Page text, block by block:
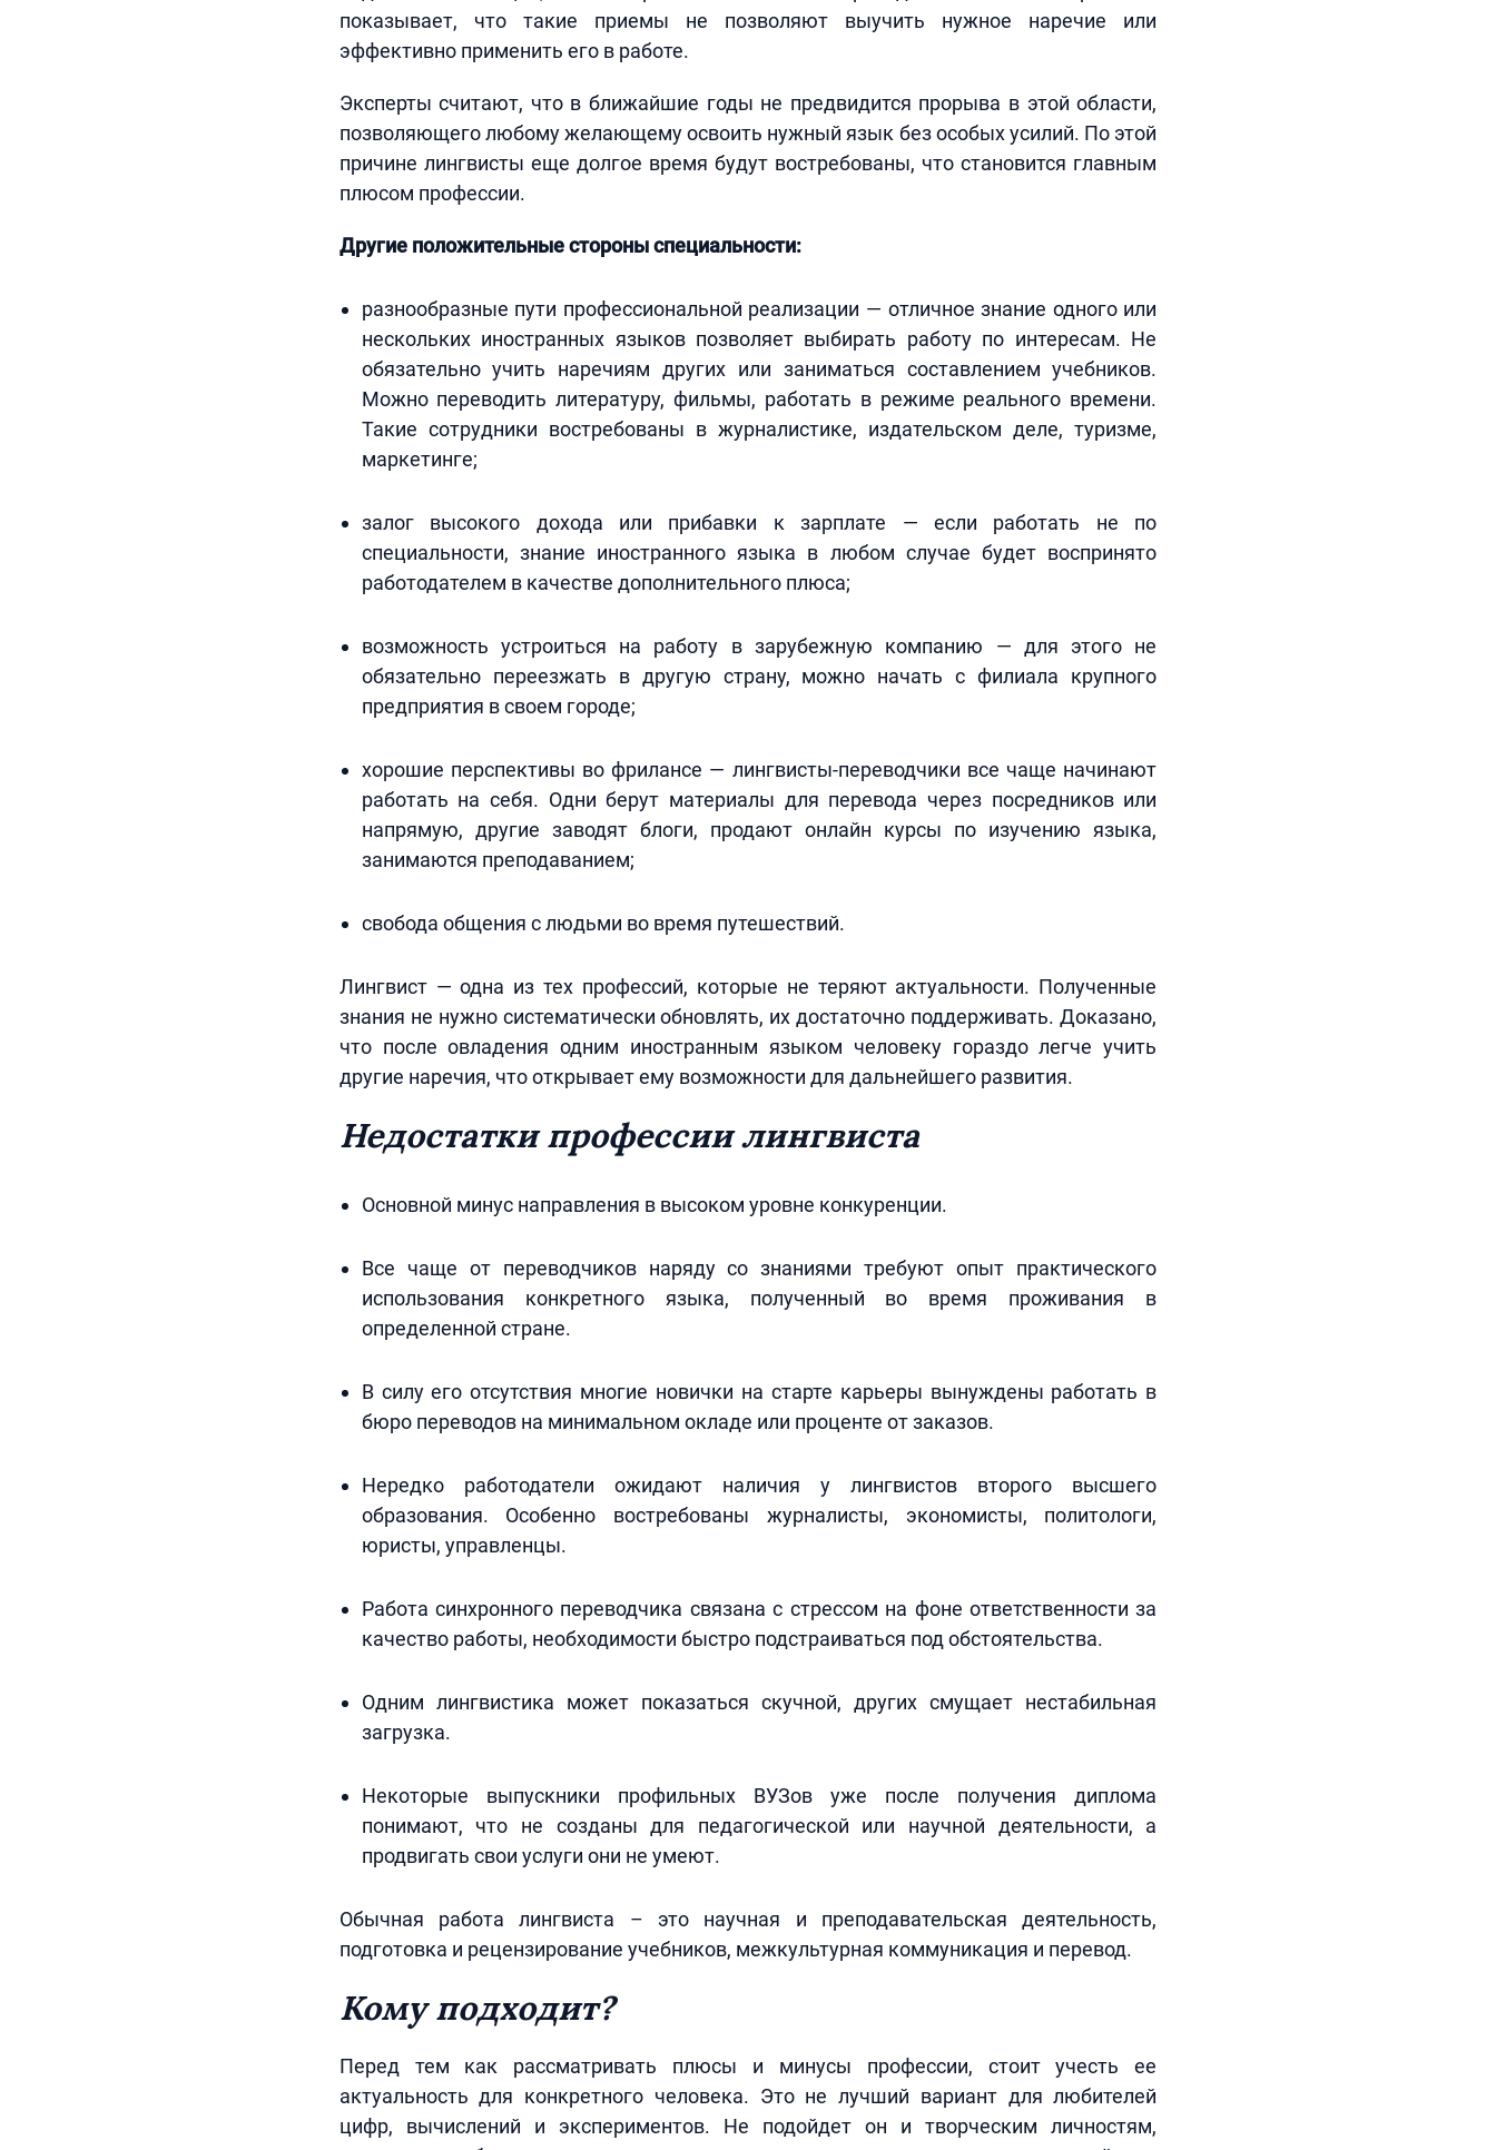
показывает, что такие приемы не позволяют выучить нужное наречие или
эффективно применить его в работе.
Эксперты считают, что в ближайшие годы не предвидится прорыва в этой области,
позволяющего любому желающему освоить нужный язык без особых усилий. По этой
причине лингвисты еще долгое время будут востребованы, что становится главным
плюсом профессии.
Другие положительные стороны специальности:
разнообразные пути профессиональной реализации — отличное знание одного или
нескольких иностранных языков позволяет выбирать работу по интересам. Не
обязательно учить наречиям других или заниматься составлением учебников.
Можно переводить литературу, фильмы, работать в режиме реального времени.
Такие сотрудники востребованы в журналистике, издательском деле, туризме,
маркетинге;
залог высокого дохода или прибавки к зарплате — если работать не по
специальности, знание иностранного языка в любом случае будет воспринято
работодателем в качестве дополнительного плюса;
возможность устроиться на работу в зарубежную компанию — для этого не
обязательно переезжать в другую страну, можно начать с филиала крупного
предприятия в своем городе;
хорошие перспективы во фрилансе — лингвисты-переводчики все чаще начинают
работать на себя. Одни берут материалы для перевода через посредников или
напрямую, другие заводят блоги, продают онлайн курсы по изучению языка,
занимаются преподаванием;
свобода общения с людьми во время путешествий.
Лингвист — одна из тех профессий, которые не теряют актуальности. Полученные
знания не нужно систематически обновлять, их достаточно поддерживать. Доказано,
что после овладения одним иностранным языком человеку гораздо легче учить
другие наречия, что открывает ему возможности для дальнейшего развития.
Недостатки профессии лингвиста
Основной минус направления в высоком уровне конкуренции.
Все чаще от переводчиков наряду со знаниями требуют опыт практического
использования конкретного языка, полученный во время проживания в
определенной стране.
В силу его отсутствия многие новички на старте карьеры вынуждены работать в
бюро переводов на минимальном окладе или проценте от заказов.
Нередко работодатели ожидают наличия у лингвистов второго высшего
образования. Особенно востребованы журналисты, экономисты, политологи,
юристы, управленцы.
Работа синхронного переводчика связана с стрессом на фоне ответственности за
качество работы, необходимости быстро подстраиваться под обстоятельства.
Одним лингвистика может показаться скучной, других смущает нестабильная
загрузка.
Некоторые выпускники профильных ВУЗов уже после получения диплома
понимают, что не созданы для педагогической или научной деятельности, а
продвигать свои услуги они не умеют.
Обычная работа лингвиста – это научная и преподавательская деятельность,
подготовка и рецензирование учебников, межкультурная коммуникация и перевод.
Кому подходит?
Перед тем как рассматривать плюсы и минусы профессии, стоит учесть ее
актуальность для конкретного человека. Это не лучший вариант для любителей
цифр, вычислений и экспериментов. Не подойдет он и творческим личностям,